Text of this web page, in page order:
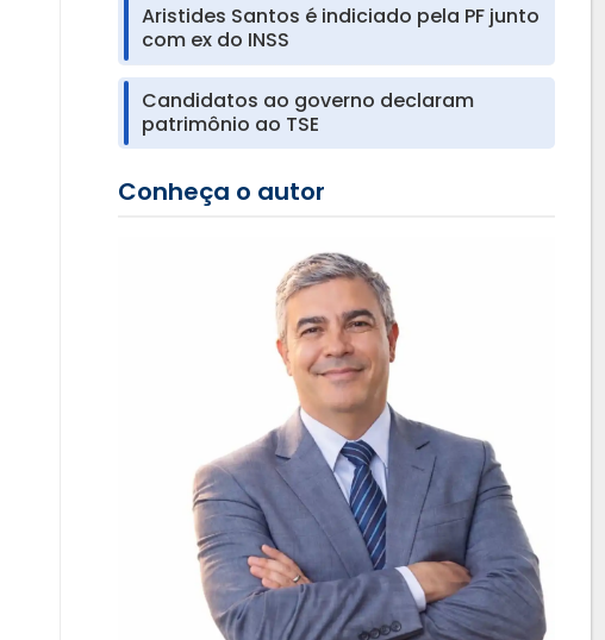
Aristides Santos é indiciado pela PF junto
com ex do INSS
Candidatos ao governo declaram
patrimônio ao TSE
Conheça o autor